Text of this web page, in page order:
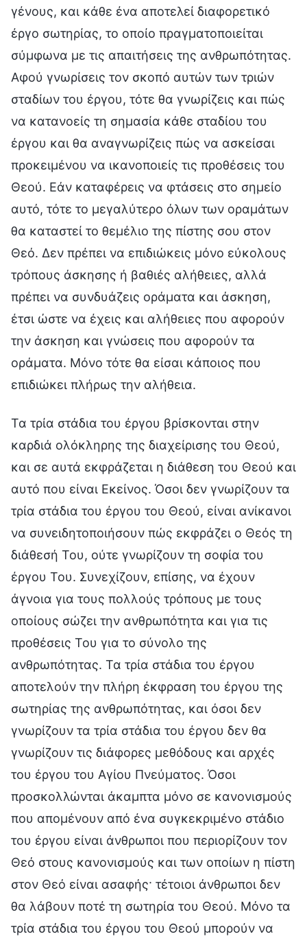
γένους, και κάθε ένα αποτελεί διαφορετικό
έργο σωτηρίας, το οποίο πραγματοποιείται
σύμφωνα με τις απαιτήσεις της ανθρωπότητας.
Αφού γνωρίσεις τον σκοπό αυτών των τριών
σταδίων του έργου, τότε θα γνωρίζεις και πώς
να κατανοείς τη σημασία κάθε σταδίου του
έργου και θα αναγνωρίζεις πώς να ασκείσαι
προκειμένου να ικανοποιείς τις προθέσεις του
Θεού. Εάν καταφέρεις να φτάσεις στο σημείο
αυτό, τότε το μεγαλύτερο όλων των οραμάτων
θα καταστεί το θεμέλιο της πίστης σου στον
Θεό. Δεν πρέπει να επιδιώκεις μόνο εύκολους
τρόπους άσκησης ή βαθιές αλήθειες, αλλά
πρέπει να συνδυάζεις οράματα και άσκηση,
έτσι ώστε να έχεις και αλήθειες που αφορούν
την άσκηση και γνώσεις που αφορούν τα
οράματα. Μόνο τότε θα είσαι κάποιος που
επιδιώκει πλήρως την αλήθεια.
Τα τρία στάδια του έργου βρίσκονται στην
καρδιά ολόκληρης της διαχείρισης του Θεού,
και σε αυτά εκφράζεται η διάθεση του Θεού και
αυτό που είναι Εκείνος. Όσοι δεν γνωρίζουν τα
τρία στάδια του έργου του Θεού, είναι ανίκανοι
να συνειδητοποιήσουν πώς εκφράζει ο Θεός τη
διάθεσή Του, ούτε γνωρίζουν τη σοφία του
έργου Του. Συνεχίζουν, επίσης, να έχουν
άγνοια για τους πολλούς τρόπους με τους
οποίους σώζει την ανθρωπότητα και για τις
προθέσεις Του για το σύνολο της
ανθρωπότητας. Τα τρία στάδια του έργου
αποτελούν την πλήρη έκφραση του έργου της
σωτηρίας της ανθρωπότητας, και όσοι δεν
γνωρίζουν τα τρία στάδια του έργου δεν θα
γνωρίζουν τις διάφορες μεθόδους και αρχές
του έργου του Αγίου Πνεύματος. Όσοι
προσκολλώνται άκαμπτα μόνο σε κανονισμούς
που απομένουν από ένα συγκεκριμένο στάδιο
του έργου είναι άνθρωποι που περιορίζουν τον
Θεό στους κανονισμούς και των οποίων η πίστη
στον Θεό είναι ασαφής· τέτοιοι άνθρωποι δεν
θα λάβουν ποτέ τη σωτηρία του Θεού. Μόνο τα
τρία στάδια του έργου του Θεού μπορούν να